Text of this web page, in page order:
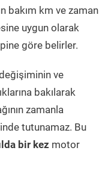
bakım km ve zaman
uygun olarak
göre belirler.
ve
bakılarak
zamanla
tutunamaz. Bu
bir kez motor